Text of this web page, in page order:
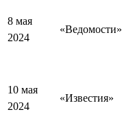
8 мая
2024
«Ведомости»
10 мая
2024
«Известия»